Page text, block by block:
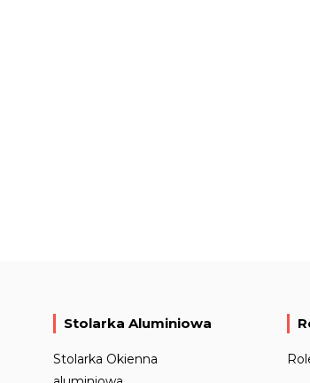
Stolarka Aluminiowa
Stolarka Okienna